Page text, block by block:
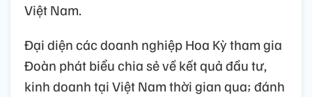
Việt Nam.
Đại diện các doanh nghiệp Hoa Kỳ tham gia
Đoàn phát biểu chia sẻ về kết quả đầu tư,
kinh doanh tại Việt Nam thời gian qua; đánh